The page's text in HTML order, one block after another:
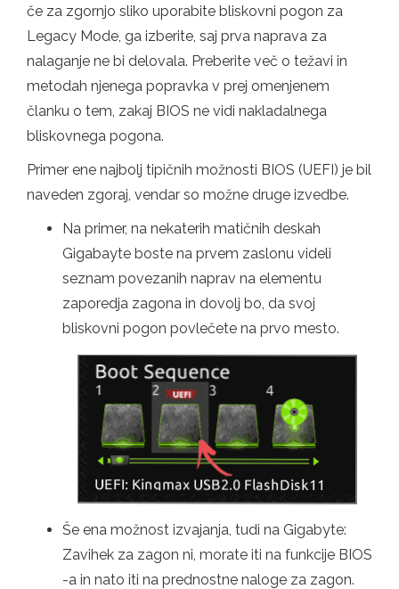
če za zgornjo sliko uporabite bliskovni pogon za
Legacy Mode, ga izberite, saj prva naprava za
nalaganje ne bi delovala. Preberite več o težavi in ​​
metodah njenega popravka v prej omenjenem
članku o tem, zakaj BIOS ne vidi nakladalnega
bliskovnega pogona.
Primer ene najbolj tipičnih možnosti BIOS (UEFI) je bil
naveden zgoraj, vendar so možne druge izvedbe.
Na primer, na nekaterih matičnih deskah
Gigabayte boste na prvem zaslonu videli
seznam povezanih naprav na elementu
zaporedja zagona in dovolj bo, da svoj
bliskovni pogon povlečete na prvo mesto.
Še ena možnost izvajanja, tudi na Gigabyte:
Zavihek za zagon ni, morate iti na funkcije BIOS
-a in nato iti na prednostne naloge za zagon.